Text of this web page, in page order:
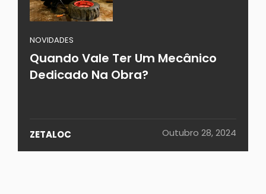
NOVIDADES
Quando Vale Ter Um Mecânico
Dedicado Na Obra?
ZETALOC Outubro 28, 2024